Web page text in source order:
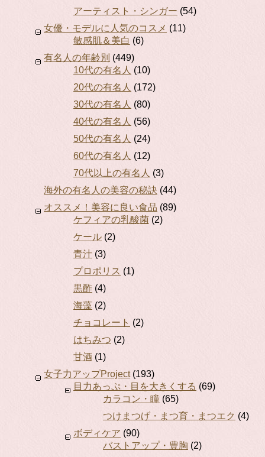
アーティスト・シンガー (54)
女優・モデルに人気のコスメ (11)
敏感肌＆美白 (6)
有名人の年齢別 (449)
10代の有名人 (10)
20代の有名人 (172)
30代の有名人 (80)
40代の有名人 (56)
50代の有名人 (24)
60代の有名人 (12)
70代以上の有名人 (3)
海外の有名人の美容の秘訣 (44)
オススメ！美容に良い食品 (89)
ケフィアの乳酸菌 (2)
ケール (2)
青汁 (3)
プロポリス (1)
黒酢 (4)
海藻 (2)
チョコレート (2)
はちみつ (2)
甘酒 (1)
女子力アップProject(193)
目力あっぷ・目を大きくする (69)
カラコン・瞳 (65)
つけまつげ・まつ育・まつエク (4)
ボディケア (90)
バストアップ・豊胸 (2)